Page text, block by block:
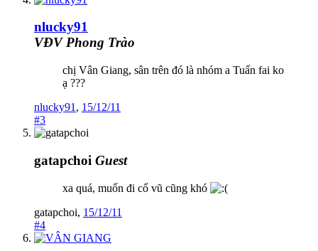
nlucky91
VĐV Phong Trào
chị Vân Giang, sân trên đó là nhóm a Tuấn fai ko
ạ ???
nlucky91 , 15/12/11
#3
gatapchoi Guest
xa quá, muốn đi cổ vũ cũng khó
gatapchoi, 15/12/11
#4